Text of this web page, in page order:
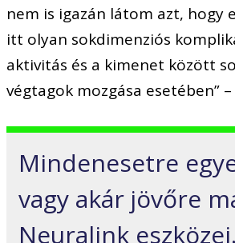
nem is igazán látom azt, hogy
itt olyan sokdimenziós
aktivitás és a kimenet között
végtagok mozgása esetében”
Mindenesetre
vagy akár jövőre
Neuralink eszközei.